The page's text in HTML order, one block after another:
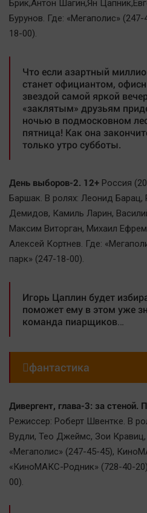
Брик,Антон Шагин,Ян
Бурунов. Где: «Мегаполис»
18-00).
Что если азартный
станет официантом,
звездой самой яркой
«заклятым» друзьям
ночью в подмосковном
пятница! Как она
только утро субботы.
День выборов-2. 12+ Россия
Баршак. В ролях: Леонид Барац,
Демидов, Камиль Ларин,
Максим Виторган, Михаил
Алексей Кортнев. Где:
парк» (247-18-00).
Игорь Цаплин будет
поможет ему в этом уже
команда пиарщиков…
фантастика
Дивергент, глава-3: за стеной.
Режиссер: Роберт Швентке. В
Вудли, Тео Джеймс, Зои
«Мегаполис» (247-45-45),
«КиноМАКС-Родник» (728-40-
00).